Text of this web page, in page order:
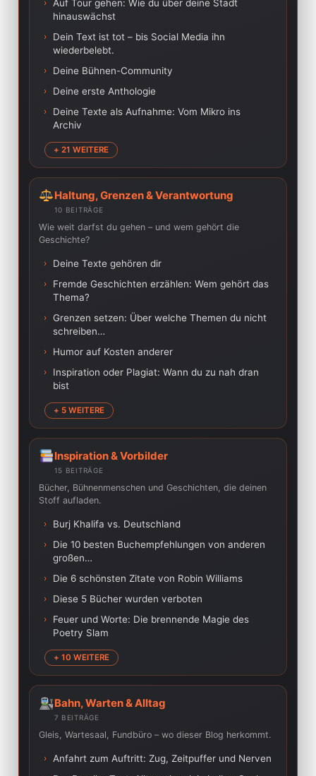
› Auf Tour gehen: Wie du über deine Stadt
hinauswächst
›
Dein Text ist tot – bis Social Media ihn
wiederbelebt.
› Deine Bühnen-Community
› Deine erste Anthologie
›
Deine Texte als Aufnahme: Vom Mikro ins
Archiv
+ 21 WEITERE
Haltung, Grenzen & Verantwortung
10 BEITRÄGE
Wie weit darfst du gehen – und wem gehört die
Geschichte?
› Deine Texte gehören dir
›
Fremde Geschichten erzählen: Wem gehört das
Thema?
› Grenzen setzen: Über welche Themen du nicht
schreiben…
› Humor auf Kosten anderer
›
Inspiration oder Plagiat: Wann du zu nah dran
bist
+ 5 WEITERE
Inspiration & Vorbilder
15 BEITRÄGE
Bücher, Bühnenmenschen und Geschichten, die deinen
Stoff aufladen.
› Burj Khalifa vs. Deutschland
›
Die 10 besten Buchempfehlungen von anderen
großen…
› Die 6 schönsten Zitate von Robin Williams
› Diese 5 Bücher wurden verboten
›
Feuer und Worte: Die brennende Magie des
Poetry Slam
+ 10 WEITERE
Bahn, Warten & Alltag
7 BEITRÄGE
Gleis, Wartesaal, Fundbüro – wo dieser Blog herkommt.
› Anfahrt zum Auftritt: Zug, Zeitpuffer und Nerven